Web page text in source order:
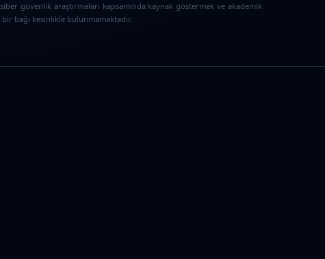
güvenlik araştırmaları kapsamında kaynak göstermek ve akademik
bağı kesinlikle bulunmamaktadır.